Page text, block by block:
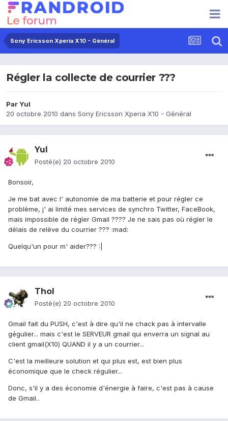
Sony Ericsson Xperia X10 - Général
Régler la collecte de courrier ???
ParYul
20 octobre 2010 dans Sony Ericsson Xperia X10 - Général
Yul
Posté(e) 20 octobre 2010
Bonsoir,
Je me bat avec l' autonomie de ma batterie et pour régler ce
problème, j' ai limité mes services de synchro Twitter, FaceBook,
mais impossible de régler Gmail ???? Je ne sais pas où régler le
délais de relève du courrier ??? :mad:
Quelqu'un pour m' aider??? :|
Thol
Posté(e) 20 octobre 2010
Gmail fait du PUSH, c'est à dire qu'il ne chack pas à intervalle
gégulier... mais c'est le SERVEUR gmail qui enverra un signal au
client gmail(X10) QUAND il y a un courrier...
C'est la meilleure solution et qui plus est, est bien plus
économique que le check régulier...
Donc, s'il y a des économie d'énergie à faire, c'est pas à cause
de Gmail..